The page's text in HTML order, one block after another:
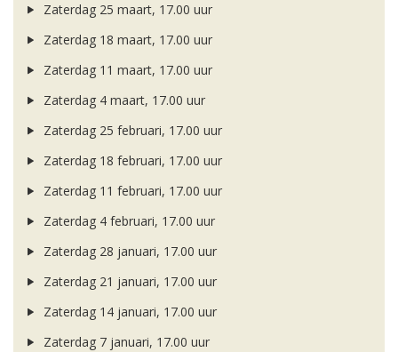
Zaterdag 25 maart, 17.00 uur
Zaterdag 18 maart, 17.00 uur
Zaterdag 11 maart, 17.00 uur
Zaterdag 4 maart, 17.00 uur
Zaterdag 25 februari, 17.00 uur
Zaterdag 18 februari, 17.00 uur
Zaterdag 11 februari, 17.00 uur
Zaterdag 4 februari, 17.00 uur
Zaterdag 28 januari, 17.00 uur
Zaterdag 21 januari, 17.00 uur
Zaterdag 14 januari, 17.00 uur
Zaterdag 7 januari, 17.00 uur